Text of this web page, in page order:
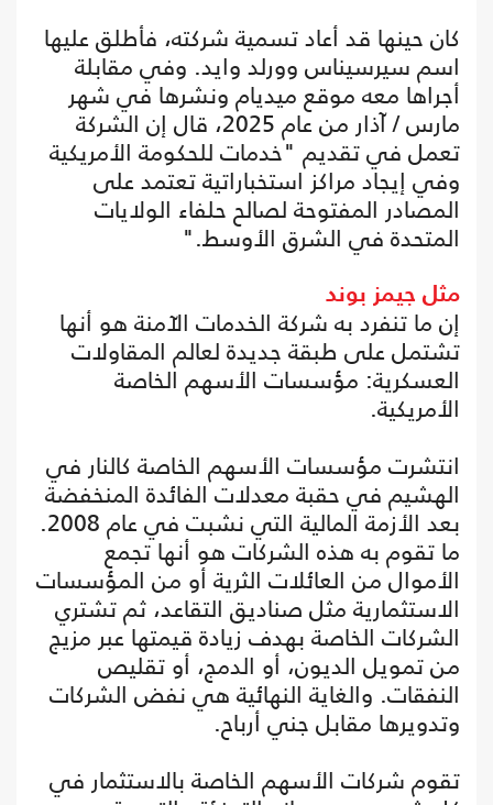
كان حينها قد أعاد تسمية شركته، فأطلق عليها
اسم سيرسيناس وورلد وايد. وفي مقابلة
أجراها معه موقع ميديام ونشرها في شهر
مارس / آذار من عام 2025، قال إن الشركة
تعمل في تقديم "خدمات للحكومة الأمريكية
وفي إيجاد مراكز استخباراتية تعتمد على
المصادر المفتوحة لصالح حلفاء الولايات
المتحدة في الشرق الأوسط."
مثل جيمز بوند
إن ما تنفرد به شركة الخدمات الآمنة هو أنها
تشتمل على طبقة جديدة لعالم المقاولات
العسكرية: مؤسسات الأسهم الخاصة
الأمريكية.
انتشرت مؤسسات الأسهم الخاصة كالنار في
الهشيم في حقبة معدلات الفائدة المنخفضة
بعد الأزمة المالية التي نشبت في عام 2008.
ما تقوم به هذه الشركات هو أنها تجمع
الأموال من العائلات الثرية أو من المؤسسات
الاستثمارية مثل صناديق التقاعد، ثم تشتري
الشركات الخاصة بهدف زيادة قيمتها عبر مزيج
من تمويل الديون، أو الدمج، أو تقليص
النفقات. والغاية النهائية هي نفض الشركات
وتدويرها مقابل جني أرباح.
تقوم شركات الأسهم الخاصة بالاستثمار في